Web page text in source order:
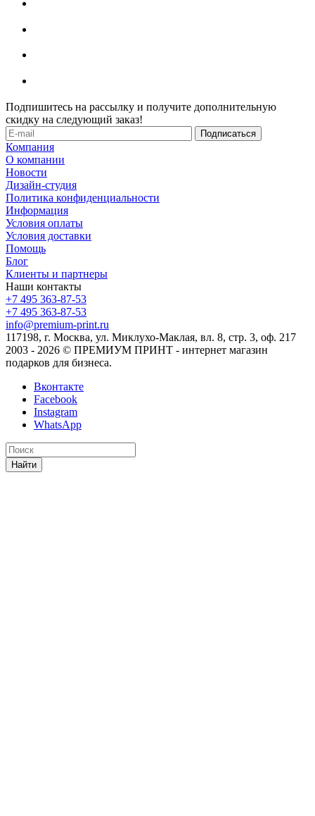
Подпишитесь на рассылку и получите дополнительную
скидку на следующий заказ!
Компания
О компании
Новости
Дизайн-студия
Политика конфиденциальности
Информация
Условия оплаты
Условия доставки
Помощь
Блог
Клиенты и партнеры
Наши контакты
+7 495 363-87-53
+7 495 363-87-53
info@premium-print.ru
117198, г. Москва, ул. Миклухо-Маклая, вл. 8, стр. 3, оф. 217
2003 - 2026 © ПРЕМИУМ ПРИНТ - интернет магазин
подарков для бизнеса.
Вконтакте
Facebook
Instagram
WhatsApp
Найти